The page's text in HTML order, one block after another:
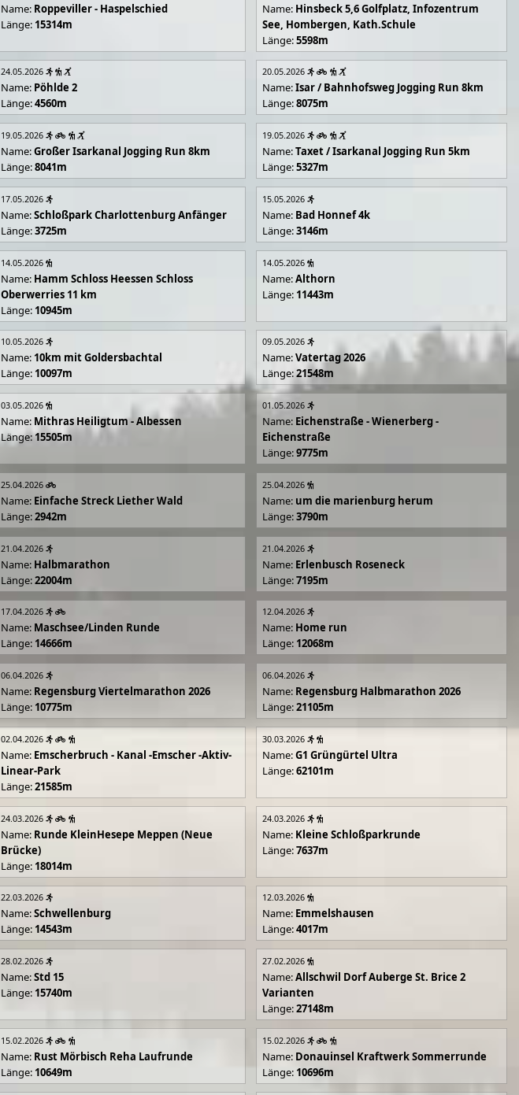
Name: Roppeviller - Haspelschied
Länge: 15314m
Name: Hinsbeck 5,6 Golfplatz, Infozentrum
See, Hombergen, Kath.Schule
Länge:5598m
24.05.2026
Name: Pöhlde 2
Länge:4560m
20.05.2026
Name:Isar / Bahnhofsweg Jogging Run 8km
Länge:8075m
19.05.2026
Name:Großer Isarkanal Jogging Run 8km
Länge:8041m
19.05.2026
Name:Taxet / Isarkanal Jogging Run 5km
Länge:5327m
17.05.2026
Name:Schloßpark Charlottenburg Anfänger
Länge:3725m
15.05.2026
Name: Bad Honnef 4k
Länge:3146m
14.05.2026
Name: Hamm Schloss Heessen Schloss
Oberwerries 11 km
Länge: 10945m
14.05.2026
Name:Althorn
Länge: 11443m
10.05.2026
Name: 10km mit Goldersbachtal
Länge: 10097m
09.05.2026
Name:Vatertag 2026
Länge:21548m
03.05.2026
Name: Mithras Heiligtum - Albessen
Länge:15505m
01.05.2026
Name: Eichenstraße - Wienerberg -
Eichenstraße
Länge:9775m
25.04.2026
Name: Einfache Streck Liether Wald
Länge:2942m
25.04.2026
Name: um die marienburg herum
Länge:3790m
21.04.2026
Name: Halbmarathon
Länge:22004m
21.04.2026
Name: Erlenbusch Roseneck
Länge:7195m
17.04.2026
Name: Maschsee/Linden Runde
Länge: 14666m
12.04.2026
Name: Home run
Länge: 12068m
06.04.2026
Name: Regensburg Viertelmarathon 2026
Länge: 10775m
06.04.2026
Name: Regensburg Halbmarathon 2026
Länge:21105m
02.04.2026
Name: Emscherbruch - Kanal -Emscher -Aktiv-
Linear-Park
Länge:21585m
30.03.2026
Name:G1 Grüngürtel Ultra
Länge:62101m
24.03.2026
Name: Runde KleinHesepe Meppen (Neue
Brücke)
Länge: 18014m
24.03.2026
Name: Kleine Schloßparkrunde
Länge:7637m
22.03.2026
Name:Schwellenburg
Länge: 14543m
12.03.2026
Name: Emmelshausen
Länge:4017m
28.02.2026
Name:Std 15
Länge: 15740m
27.02.2026
Name:Allschwil Dorf Auberge St. Brice 2
Varianten
Länge:27148m
15.02.2026
Name: Rust Mörbisch Reha Laufrunde
Länge: 10649m
15.02.2026
Name: Donauinsel Kraftwerk Sommerrunde
Länge: 10696m